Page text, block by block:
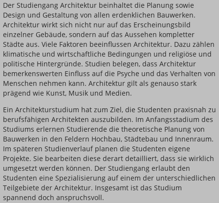
Der Studiengang Architektur beinhaltet die Planung sowie
Design und Gestaltung von allen erdenklichen Bauwerken.
Architektur wirkt sich nicht nur auf das Erscheinungsbild
einzelner Gebäude, sondern auf das Aussehen kompletter
Städte aus. Viele Faktoren beeinflussen Architektur. Dazu zählen
klimatische und wirtschaftliche Bedingungen und religiöse und
politische Hintergründe. Studien belegen, dass Architektur
bemerkenswerten Einfluss auf die Psyche und das Verhalten von
Menschen nehmen kann. Architektur gilt als genauso stark
prägend wie Kunst, Musik und Medien.
Ein Architekturstudium hat zum Ziel, die Studenten praxisnah zu
berufsfähigen Architekten auszubilden. Im Anfangsstadium des
Studiums erlernen Studierende die theoretische Planung von
Bauwerken in den Feldern Hochbau, Städtebau und Innenraum.
Im späteren Studienverlauf planen die Studenten eigene
Projekte. Sie bearbeiten diese derart detailliert, dass sie wirklich
umgesetzt werden können. Der Studiengang erlaubt den
Studenten eine Spezialisierung auf einem der unterschiedlichen
Teilgebiete der Architektur. Insgesamt ist das Studium
spannend doch anspruchsvoll.